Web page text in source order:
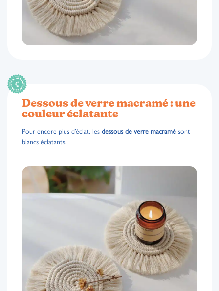
Dessous de verre macramé : une
couleur éclatante
Pour encore plus d’éclat, les dessous de verre macramé sont
blancs éclatants.